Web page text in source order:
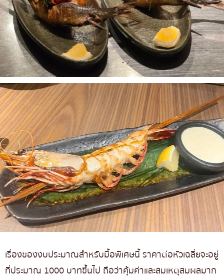
เรื่องของงบประมาณสำหรับมื้อพิเศษนี้ ราคาต่อหัวเฉลี่ยจะอยู่
ที่ประมาณ 1000 บาทขึ้นไป ถือว่าคุ้มค่าและสมเหตุสมผลมาก